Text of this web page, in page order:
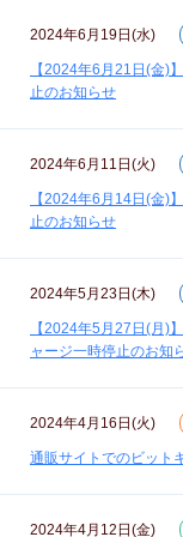
2024年6月19日(水)
【2024年6月21日(金)
止のお知らせ
2024年6月11日(火)
【2024年6月14日(金)
止のお知らせ
2024年5月23日(木)
【2024年5月27日(月)
ャージ一時停止のお知
2024年4月16日(火)
通販サイトでのビット
2024年4月12日(金)